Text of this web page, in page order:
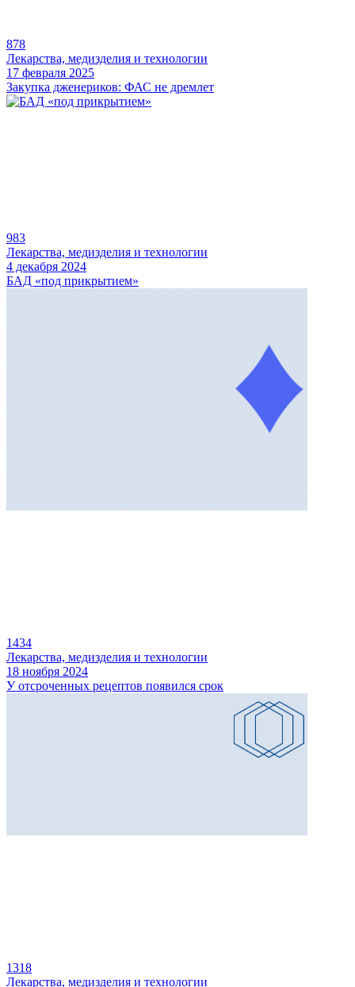
878
Лекарства, медизделия и технологии
17 февраля 2025
Закупка дженериков: ФАС не дремлет
983
Лекарства, медизделия и технологии
4 декабря 2024
БАД «под прикрытием»
1434
Лекарства, медизделия и технологии
18 ноября 2024
У отсроченных рецептов появился срок
1318
Лекарства, медизделия и технологии